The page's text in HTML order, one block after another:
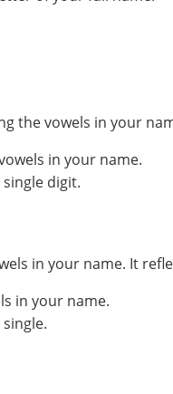
the vowels in your
in your name.
digit.
in your name. It
in your name.